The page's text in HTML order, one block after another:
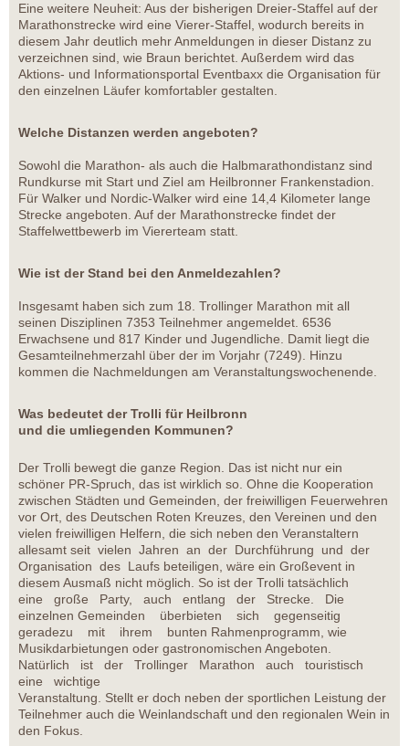
Eine weitere Neuheit: Aus der bisherigen Dreier-Staffel auf der
Marathonstrecke wird eine Vierer-Staffel, wodurch bereits in
diesem Jahr deutlich mehr Anmeldungen in dieser Distanz zu
verzeichnen sind, wie Braun berichtet. Außerdem wird das
Aktions- und Informationsportal Eventbaxx die Organisation für
den einzelnen Läufer komfortabler gestalten.
Welche Distanzen werden angeboten?
Sowohl die Marathon- als auch die Halbmarathondistanz sind
Rundkurse mit Start und Ziel am Heilbronner Frankenstadion.
Für Walker und Nordic-Walker wird eine 14,4 Kilometer lange
Strecke angeboten. Auf der Marathonstrecke findet der
Staffelwettbewerb im Viererteam statt.
Wie ist der Stand bei den Anmeldezahlen?
Insgesamt haben sich zum 18. Trollinger Marathon mit all
seinen Disziplinen 7353 Teilnehmer angemeldet. 6536
Erwachsene und 817 Kinder und Jugendliche. Damit liegt die
Gesamteilnehmerzahl über der im Vorjahr (7249). Hinzu
kommen die Nachmeldungen am Veranstaltungswochenende.
Was bedeutet der Trolli für Heilbronn
und die umliegenden Kommunen?
Der Trolli bewegt die ganze Region. Das ist nicht nur ein
schöner PR-Spruch, das ist wirklich so. Ohne die Kooperation
zwischen Städten und Gemeinden, der freiwilligen Feuerwehren
vor Ort, des Deutschen Roten Kreuzes, den Vereinen und den
vielen freiwilligen Helfern, die sich neben den Veranstaltern
allesamt seit vielen Jahren an der Durchführung und der
Organisation des Laufs beteiligen, wäre ein Großevent in
diesem Ausmaß nicht möglich. So ist der Trolli tatsächlich
eine große Party, auch entlang der Strecke. Die
einzelnen Gemeinden überbieten sich gegenseitig
geradezu mit ihrem bunten Rahmenprogramm, wie
Musikdarbietungen oder gastronomischen Angeboten.
Natürlich ist der Trollinger Marathon auch touristisch
eine wichtige
Veranstaltung. Stellt er doch neben der sportlichen Leistung der
Teilnehmer auch die Weinlandschaft und den regionalen Wein in
den Fokus.